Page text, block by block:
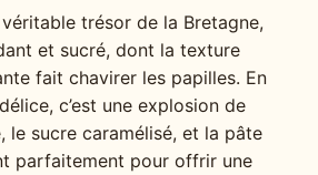
trésor de la Bretagne,
et sucré, dont la texture
fait chavirer les papilles. En
c’est une explosion de
le sucre caramélisé, et la pâte
parfaitement pour offrir une